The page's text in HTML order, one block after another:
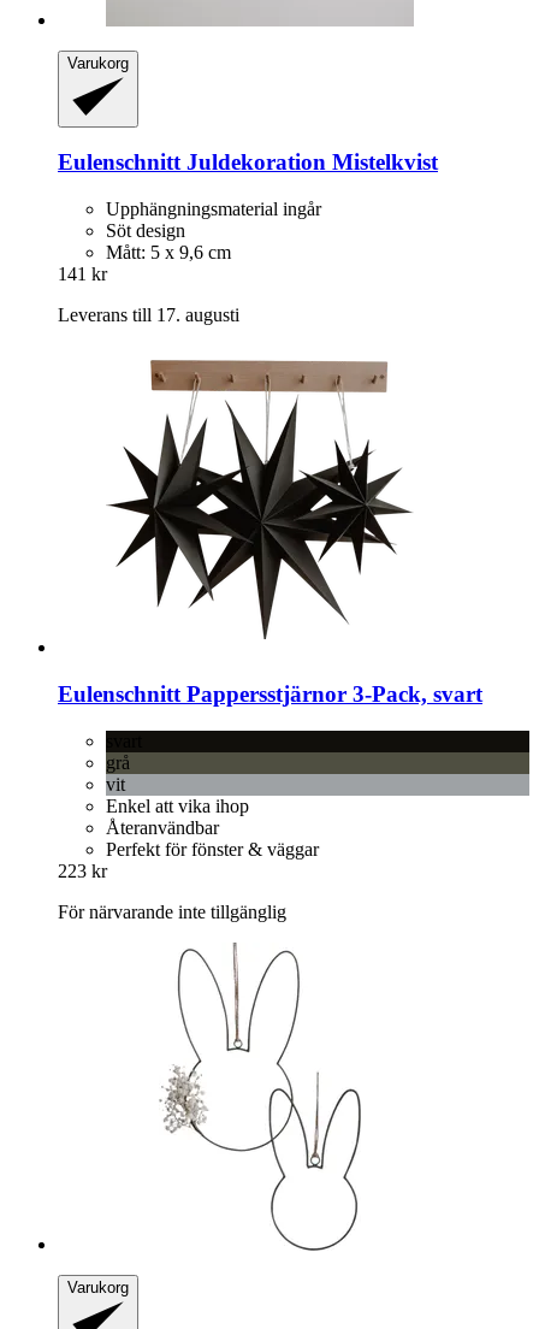
Varukorg
EulenschnittJuldekoration Mistelkvist
Upphängningsmaterial ingår
Söt design
Mått: 5 x 9,6 cm
141 kr
Leverans till 17. augusti
Eulenschnitt Pappersstjärnor 3-​Pack, svart
grå
vit
Enkel att vika ihop
Återanvändbar
Perfekt för fönster & väggar
223 kr
För närvarande inte tillgänglig
Varukorg